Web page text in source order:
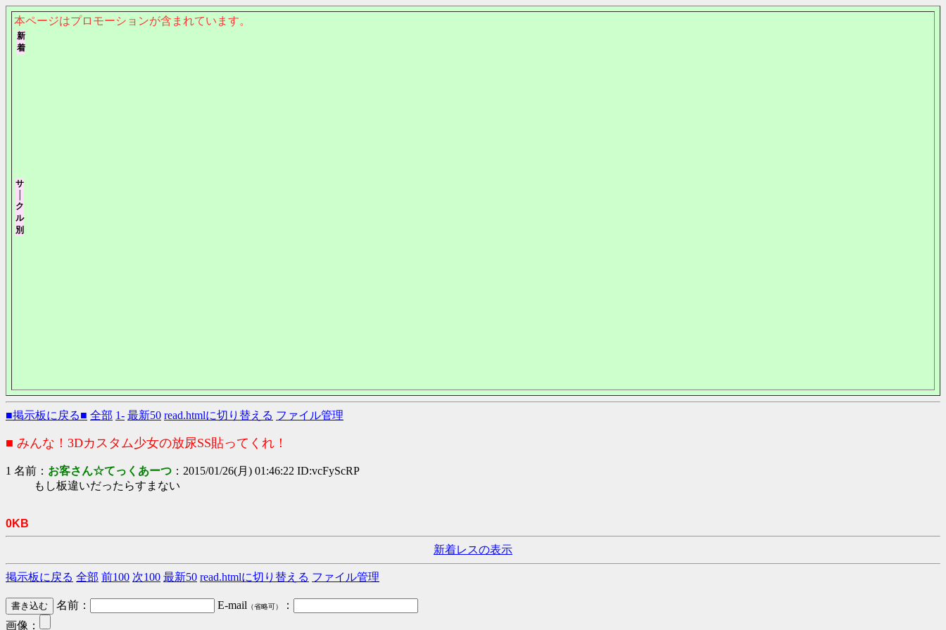
本ページはプロモーションが含まれています。
■掲示板に戻る■ 全部 1- 最新50 read.htmlに切り替える ファイル管理
■ みんな！3Dカスタム少女の放尿SS貼ってくれ！
1 名前： お客さん☆てっくあーつ ：2015/01/26(月) 01:46:22 ID:vcFyScRP
もし板違いだったらすまない
0KB
新着レスの表示
掲示板に戻る 全部 前100 次100 最新50 read.htmlに切り替える ファイル管理
名前： E-mail （省略可）
：
画像：